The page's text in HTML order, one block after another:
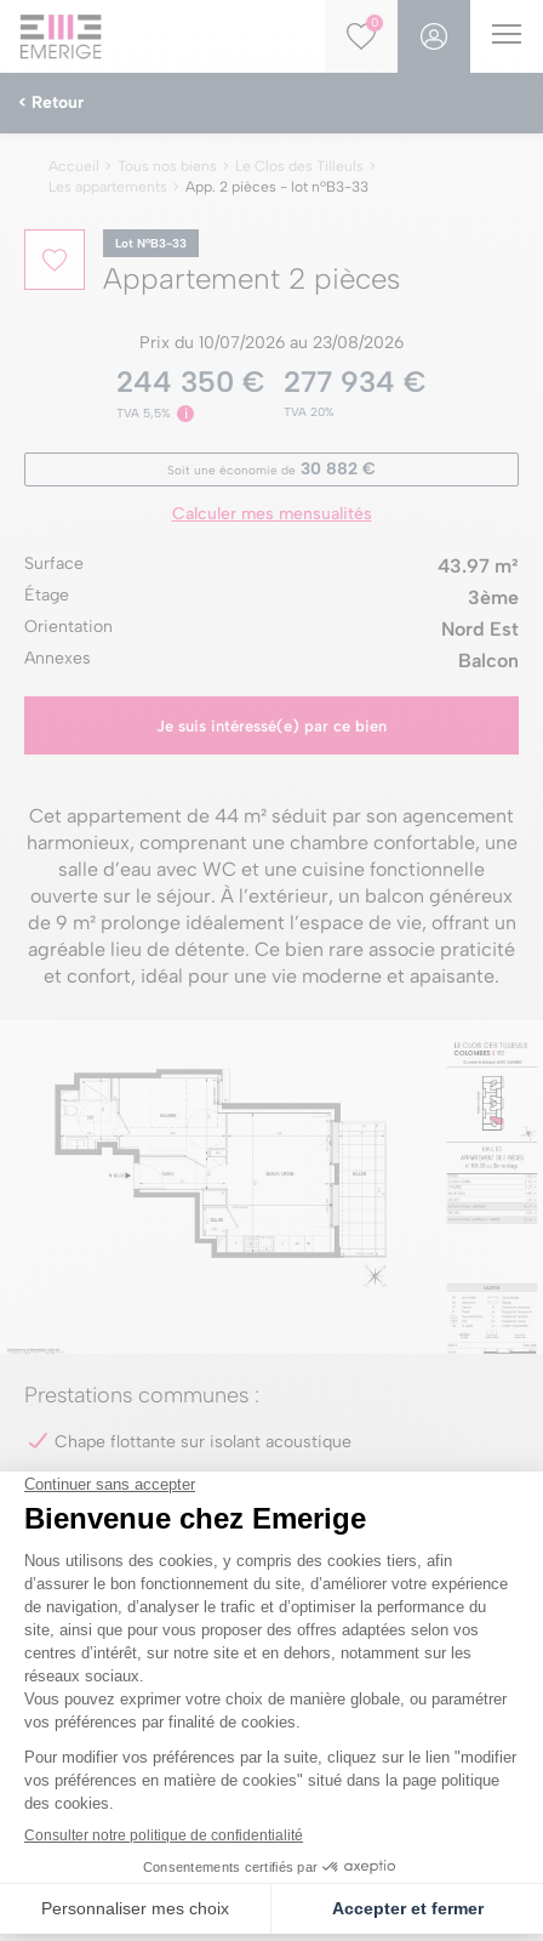
0
< Retour
Accueil Tous nos biens
Le Clos des Tilleuls
Les appartements
App. 2 pièces - lot nºB3-33
Appartement 2 pièces
Lot NºB3-33
Prix du 10/07/2026 au 23/08/2026
244 350 €
TVA 5,5% i
277 934 €
TVA 20%
Soit une économie de 30 882 €
Calculer mes mensualités
Surface 43.97 m²
Étage 3ème
Orientation Nord Est
Annexes Balcon
Je suis intéressé(e) par ce bien
Cet appartement de 44 m² séduit par son agencement
harmonieux, comprenant une chambre confortable, une
salle d’eau avec WC et une cuisine fonctionnelle
ouverte sur le séjour. À l’extérieur, un balcon généreux
de 9 m² prolonge idéalement l’espace de vie, offrant un
agréable lieu de détente. Ce bien rare associe praticité
et confort, idéal pour une vie moderne et apaisante.
Prestations communes :
Chape flottante sur isolant acoustique
Menuiseries extérieures en PVC plaxé, volets roulants en
aluminium
Revêtement stratifié dans les pièces sèches, grès cérame
dans les pièces humides
Placards intégrés, cuisines ouvertes, séjours conviviaux
Double orientation dès le 3 pièces
Halls d’entrée en double hauteur décorés par l’agence
Babin Renaud
Cœur d’îlot paysager, toitures végétalisées
Locaux vélos/poussettes spacieux
Parking en sous-sol (selon les logements)
Résidence entièrement close et sécurisée